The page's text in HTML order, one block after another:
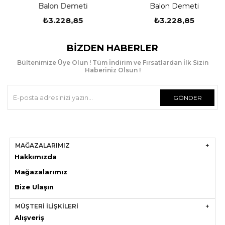
seçeneğini seçerek satın alabilirsiniz. Jel sayesinde
balonların havada kalma süreleri 24 saate kadar
çıkmaktadır.
Uçan Balon Bilgilendirme;
- Helyum Gazı kokusuz, reksiz, parlayıcı olmayan bir
gazdır. Zehirli ve yanıcı değildir. Oda sıcaklığında
Helyum Gazlı Balonları Aynı Gün Teslim Etmekteyiz
- İstanbul genelinde aynı gün uçan balonları
teslimatını yapmaktayız.
Balon Demeti
₺3.228,85
Balon Demeti
₺3.228,85
BIZDEN HABERLER
Bültenimize Üye Olun ! Tüm İndirim ve Fırsatlardan İlk Sizin
Haberiniz Olsun !
GÖNDER
MAĞAZALARIMIZ
Hakkımızda
Mağazalarımız
Bize Ulaşın
MÜŞTERİ İLİŞKİLERİ
Alışveriş